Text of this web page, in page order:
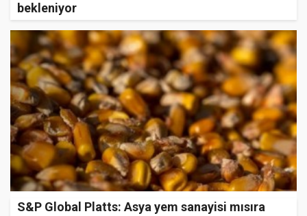
bekleniyor
S&P Global Platts: Asya yem sanayisi mısıra